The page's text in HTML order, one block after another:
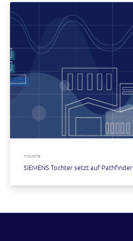
Industrie
SIEMENS Tochter setzt auf Pathfinder